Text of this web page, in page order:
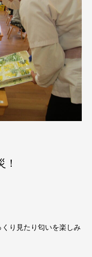
り見たり匂いを楽しみ